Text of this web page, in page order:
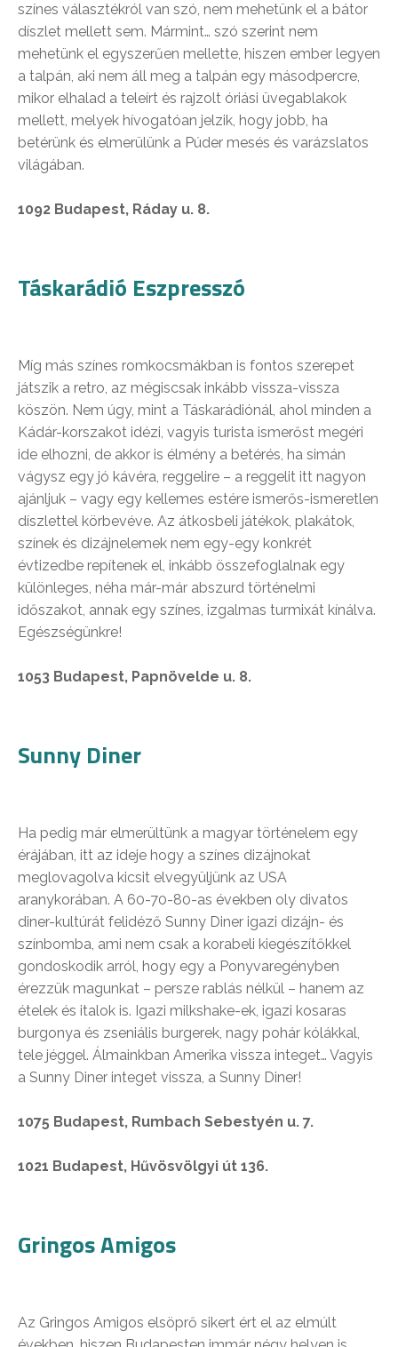
színes választékról van szó, nem mehetünk el a bátor
díszlet mellett sem. Mármint… szó szerint nem
mehetünk el egyszerűen mellette, hiszen ember legyen
a talpán, aki nem áll meg a talpán egy másodpercre,
mikor elhalad a teleírt és rajzolt óriási üvegablakok
mellett, melyek hívogatóan jelzik, hogy jobb, ha
betérünk és elmerülünk a Púder mesés és varázslatos
világában.
1092 Budapest, Ráday u. 8.
Táskarádió Eszpresszó
Míg más színes romkocsmákban is fontos szerepet
játszik a retro, az mégiscsak inkább vissza-vissza
köszön. Nem úgy, mint a Táskarádiónál, ahol minden a
Kádár-korszakot idézi, vagyis turista ismerőst megéri
ide elhozni, de akkor is élmény a betérés, ha simán
vágysz egy jó kávéra, reggelire – a reggelit itt nagyon
ajánljuk – vagy egy kellemes estére ismerős-ismeretlen
díszlettel körbevéve. Az átkosbeli játékok, plakátok,
színek és dizájnelemek nem egy-egy konkrét
évtizedbe repítenek el, inkább összefoglalnak egy
különleges, néha már-már abszurd történelmi
időszakot, annak egy színes, izgalmas turmixát kínálva.
Egészségünkre!
1053 Budapest, Papnövelde u. 8.
Sunny Diner
Ha pedig már elmerültünk a magyar történelem egy
érájában, itt az ideje hogy a színes dizájnokat
meglovagolva kicsit elvegyüljünk az USA
aranykorában. A 60-70-80-as években oly divatos
diner-kultúrát felidéző Sunny Diner igazi dizájn- és
színbomba, ami nem csak a korabeli kiegészítőkkel
gondoskodik arról, hogy egy a Ponyvaregényben
érezzük magunkat – persze rablás nélkül – hanem az
ételek és italok is. Igazi milkshake-ek, igazi kosaras
burgonya és zseniális burgerek, nagy pohár kólákkal,
tele jéggel. Álmainkban Amerika vissza integet… Vagyis
a Sunny Diner integet vissza, a Sunny Diner!
1075 Budapest, Rumbach Sebestyén u. 7.
1021 Budapest, Hűvösvölgyi út 136.
Gringos Amigos
Az Gringos Amigos elsöprő sikert ért el az elmúlt